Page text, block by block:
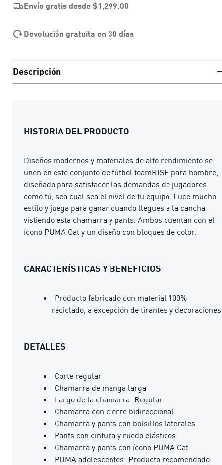
Envío gratis desde $1,299.00
Devolución gratuita en 30 días
Descripción
HISTORIA DEL PRODUCTO
Diseños modernos y materiales de alto rendimiento se
unen en este conjunto de fútbol teamRISE para hombre,
diseñado para satisfacer las demandas de jugadores
como tú, sea cual sea el nivel de tu equipo. Luce mucho
estilo y juega para ganar cuando llegues a la cancha
vistiendo esta chamarra y pants. Ambos cuentan con el
ícono PUMA Cat y un diseño con bloques de color.
CARACTERÍSTICAS Y BENEFICIOS
Producto fabricado con material 100%
reciclado, a excepción de tirantes y decoraciones
DETALLES
Corte regular
Chamarra de manga larga
Largo de la chamarra: Regular
Chamarra con cierre bidireccional
Chamarra y pants con bolsillos laterales
Pants con cintura y ruedo elásticos
Chamarra y pants con ícono PUMA Cat
PUMA adolescentes: Producto recomendado